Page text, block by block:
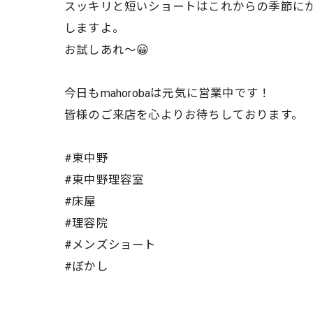
スッキリと短いショートはこれからの季節に
しますよ。
お試しあれ〜😀
今日もmahorobaは元気に営業中です！
皆様のご来店を心よりお待ちしております。
#東中野
#東中野理容室
#床屋
#理容院
#メンズショート
#ぼかし